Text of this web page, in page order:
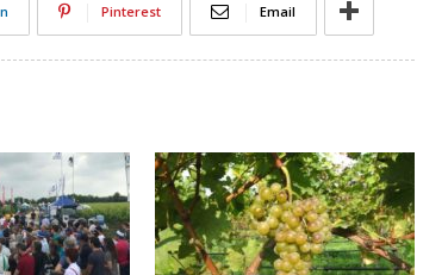
Pinterest Email